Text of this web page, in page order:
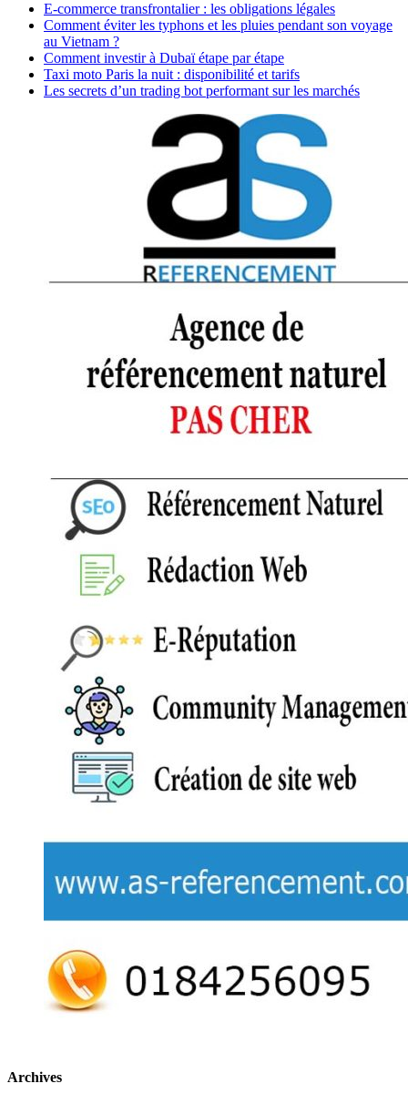
E-commerce transfrontalier : les obligations légales
Comment éviter les typhons et les pluies pendant son voyage
au Vietnam ?
Comment investir à Dubaï étape par étape
Taxi moto Paris la nuit : disponibilité et tarifs
Les secrets d’un trading bot performant sur les marchés
Archives